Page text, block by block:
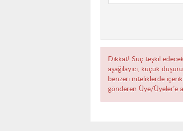
Dikkat! Suç teşkil
aşağılayıcı, küçük
benzeri niteliklerde
gönderen Üye/Üyeler’e